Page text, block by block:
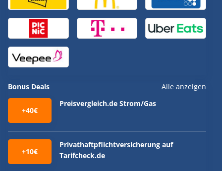
Bonus Deals Alle anzeigen
+40€
Preisvergleich.de Strom/Gas
+10€
Privathaftpflichtversicherung auf
Tarifcheck.de